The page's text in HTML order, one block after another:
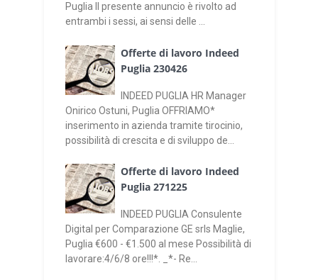
Puglia Il presente annuncio è rivolto ad
entrambi i sessi, ai sensi delle ...
Offerte di lavoro Indeed
Puglia 230426
INDEED PUGLIA HR Manager
Onirico Ostuni, Puglia OFFRIAMO*
inserimento in azienda tramite tirocinio,
possibilità di crescita e di sviluppo de...
Offerte di lavoro Indeed
Puglia 271225
INDEED PUGLIA Consulente
Digital per Comparazione GE srls Maglie,
Puglia €600 - €1.500 al mese Possibilità di
lavorare:4/6/8 ore!!!*. _*- Re...